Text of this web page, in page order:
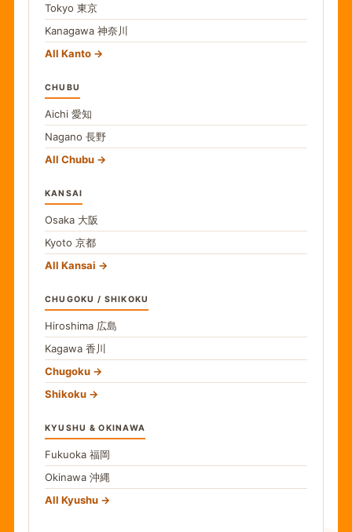
Tokyo 東京
Kanagawa 神奈川
All Kanto
CHUBU
Aichi 愛知
Nagano 長野
All Chubu
KANSAI
Osaka 大阪
Kyoto 京都
All Kansai
CHUGOKU / SHIKOKU
Hiroshima 広島
Kagawa 香川
Chugoku
Shikoku
KYUSHU & OKINAWA
Fukuoka 福岡
Okinawa 沖縄
All Kyushu